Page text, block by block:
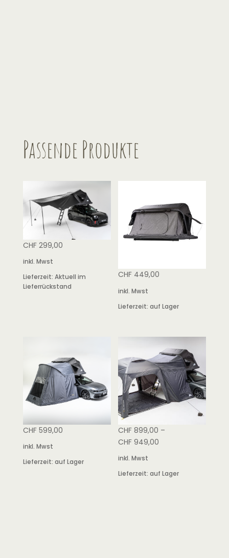
Passende Produkte
CHF299,00
inkl. Mwst
Lieferzeit: Aktuell im
Lieferrückstand
CHF 449,00
inkl. Mwst
Lieferzeit:auf Lager
CHF599,00
inkl. Mwst
Lieferzeit: auf Lager
CHF 899,00 –
CHF 949,00
inkl. Mwst
Lieferzeit:auf Lager